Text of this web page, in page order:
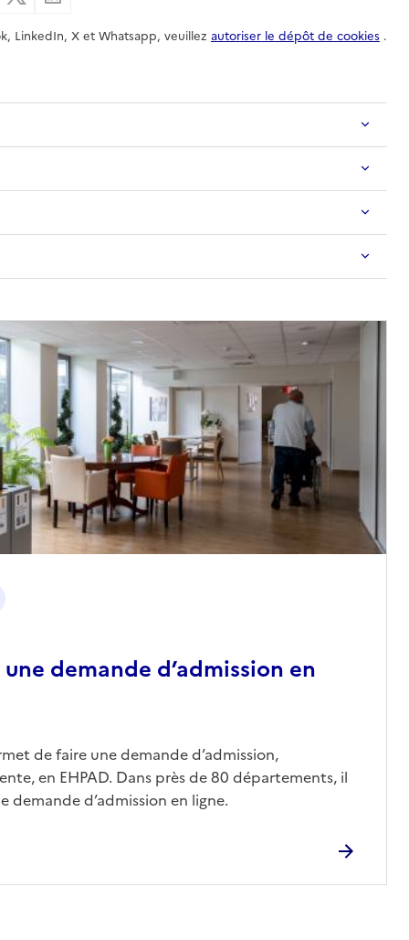
LinkedIn, X et Whatsapp, veuillez autoriser le dépôt de cookies .
demande d’admission en
de faire une demande d’admission,
en EHPAD. Dans près de 80 départements, il
demande d’admission en ligne.